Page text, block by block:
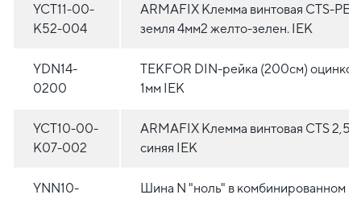
YCT11-00-
K52-004
ARMAFIX Клемма винтовая CTS-PEN
земля 4мм2 желто-зелен. IEK
YDN14-
0200
TEKFOR DIN-рейка (200см)
1мм IEK
YCT10-00-
K07-002
ARMAFIX Клемма винтовая CTS
синяя IEK
YNN10-
Шина N "ноль" в комбинированном